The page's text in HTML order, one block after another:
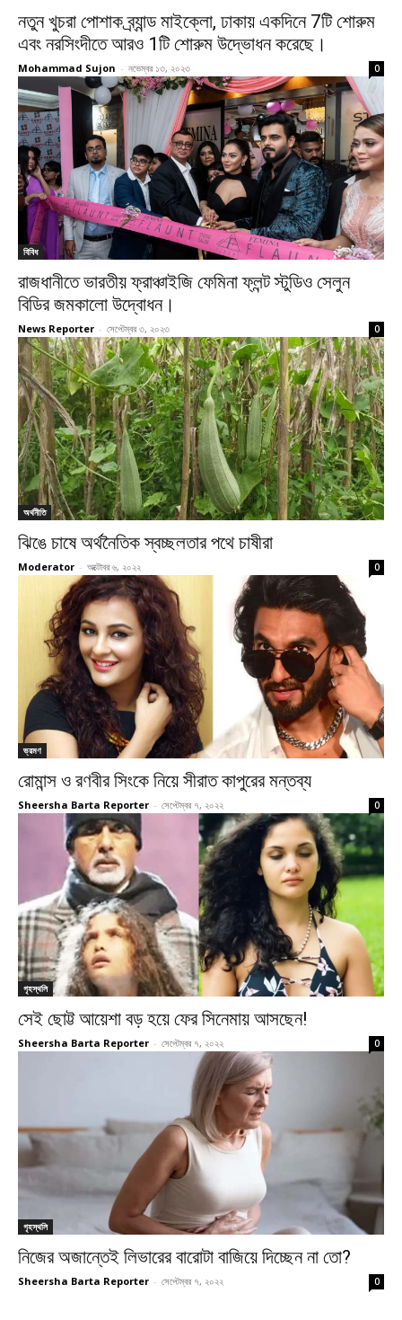
নতুন খুচরা পোশাক ব্র্যান্ড মাইক্লো, ঢাকায় একদিনে 7টি শোরুম
এবং নরসিংদীতে আরও 1টি শোরুম উদ্ভোধন করেছে।
Mohammad Sujon - নভেম্বর ১৩, ২০২৩ 0
বিবিধ
রাজধানীতে ভারতীয় ফ্রাঞ্চাইজি ফেমিনা ফ্লন্ট স্টুডিও সেলুন
বিডির জমকালো উদ্বোধন।
News Reporter - সেপ্টেম্বর ৩, ২০২৩ 0
অর্থনীতি
ঝিঙে চাষে অর্থনৈতিক স্বচ্ছলতার পথে চাষীরা
Moderator - অক্টোবর ৬, ২০২২ 0
ভ্রমণ
রোমান্স ও রণবীর সিংকে নিয়ে সীরাত কাপুরের মন্তব্য
Sheersha Barta Reporter - সেপ্টেম্বর ৭, ২০২২ 0
গৃহস্থলি
সেই ছোট্ট আয়েশা বড় হয়ে ফের সিনেমায় আসছেন!
Sheersha Barta Reporter - সেপ্টেম্বর ৭, ২০২২ 0
গৃহস্থলি
নিজের অজান্তেই লিভারের বারোটা বাজিয়ে দিচ্ছেন না তো?
Sheersha Barta Reporter - সেপ্টেম্বর ৭, ২০২২ 0